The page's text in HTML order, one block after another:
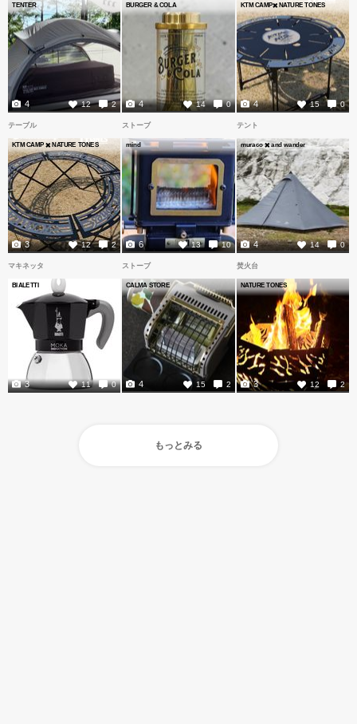
TENTER
12 2
4
BURGER & COLA
14 0
4
KTM CAMP✖️ NATURE TONES
15 0
4
テーブル
KTM CAMP ✖️ NATURE TONES
12 2
3
ストーブ
mind
13 10
6
テント
muraco ✖️ and wander
14 0
4
マキネッタ
BIALETTI
11 0
3
ストーブ
CALMA STORE
15 2
4
焚火台
NATURE TONES
12 2
3
もっとみる